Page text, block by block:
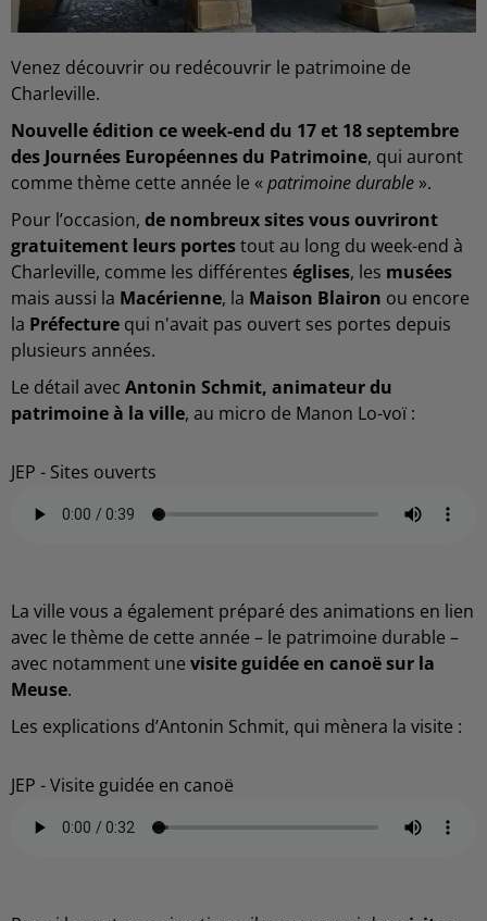
Venez découvrir ou redécouvrir le patrimoine de
Charleville.
Nouvelle édition ce week-end du 17 et 18 septembre
des Journées Européennes du Patrimoine, qui auront
comme thème cette année le « patrimoine durable ».
Pour l’occasion, de nombreux sites vous ouvriront
gratuitement leurs portestout au long du week-end à
Charleville, comme les différentes églises, les musées
mais aussi la Macérienne, la Maison Blairon ou encore
la Préfecture qui n'avait pas ouvert ses portes depuis
plusieurs années.
Le détail avec Antonin Schmit, animateur du
patrimoine à la ville, au micro de Manon Lo-voï :
JEP - Sites ouverts
La ville vous a également préparé des animations en lien
avec le thème de cette année – le patrimoine durable –
avec notamment une visite guidée en canoë sur la
Meuse.
Les explications d’Antonin Schmit, qui mènera la visite :
JEP - Visite guidée en canoë